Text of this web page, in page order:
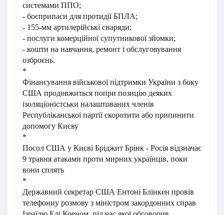
системами ППО;
- боєприпаси для протидії БПЛА;
- 155-мм артилерійські снаряди;
- послуги комерційної супутникової зйомки;
- кошти на навчання, ремонт і обслуговування
озброєнь.
*
Фінансування військової підтримки України з боку
США продовжиться попри позицію деяких
ізоляціоністськи налаштованих членів
Республіканської партії скоротити або припинити
допомогу Києву
*
Посол США у Києві Бріджит Брінк - Росія відзначає
9 травня атаками проти мирних українців, поки
вони сплять
*
Державний секретар США Ентоні Блінкен провів
телефонну розмову з міністром закордонних справ